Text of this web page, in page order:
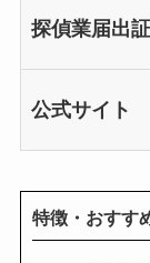
探偵業届出
公式サイト
特徴・おすす